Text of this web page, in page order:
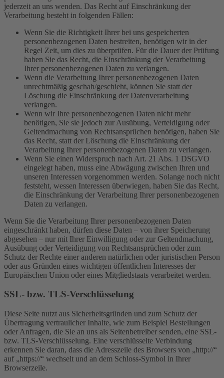
jederzeit an uns wenden. Das Recht auf Einschränkung der
Verarbeitung besteht in folgenden Fällen:
Wenn Sie die Richtigkeit Ihrer bei uns gespeicherten
personenbezogenen Daten bestreiten, benötigen wir in der
Regel Zeit, um dies zu überprüfen. Für die Dauer der Prüfung
haben Sie das Recht, die Einschränkung der Verarbeitung
Ihrer personenbezogenen Daten zu verlangen.
Wenn die Verarbeitung Ihrer personenbezogenen Daten
unrechtmäßig geschah/geschieht, können Sie statt der
Löschung die Einschränkung der Datenverarbeitung
verlangen.
Wenn wir Ihre personenbezogenen Daten nicht mehr
benötigen, Sie sie jedoch zur Ausübung, Verteidigung oder
Geltendmachung von Rechtsansprüchen benötigen, haben Sie
das Recht, statt der Löschung die Einschränkung der
Verarbeitung Ihrer personenbezogenen Daten zu verlangen.
Wenn Sie einen Widerspruch nach Art. 21 Abs. 1 DSGVO
eingelegt haben, muss eine Abwägung zwischen Ihren und
unseren Interessen vorgenommen werden. Solange noch nicht
feststeht, wessen Interessen überwiegen, haben Sie das Recht,
die Einschränkung der Verarbeitung Ihrer personenbezogenen
Daten zu verlangen.
Wenn Sie die Verarbeitung Ihrer personenbezogenen Daten
eingeschränkt haben, dürfen diese Daten – von ihrer Speicherung
abgesehen – nur mit Ihrer Einwilligung oder zur Geltendmachung,
Ausübung oder Verteidigung von Rechtsansprüchen oder zum
Schutz der Rechte einer anderen natürlichen oder juristischen Person
oder aus Gründen eines wichtigen öffentlichen Interesses der
Europäischen Union oder eines Mitgliedstaats verarbeitet werden.
SSL- bzw. TLS-Verschlüsselung
Diese Seite nutzt aus Sicherheitsgründen und zum Schutz der
Übertragung vertraulicher Inhalte, wie zum Beispiel Bestellungen
oder Anfragen, die Sie an uns als Seitenbetreiber senden, eine SSL-
bzw. TLS-Verschlüsselung. Eine verschlüsselte Verbindung
erkennen Sie daran, dass die Adresszeile des Browsers von „http://“
auf „https://“ wechselt und an dem Schloss-Symbol in Ihrer
Browserzeile.